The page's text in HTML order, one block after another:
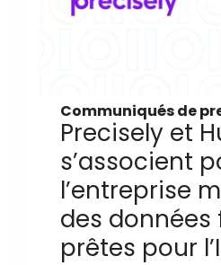
Communiqués de
Precisely et
s’associent
l’entreprise
des données
prêtes pour